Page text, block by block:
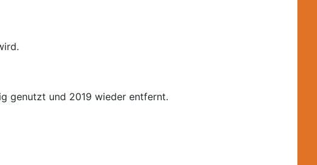
genutzt und 2019 wieder entfernt.